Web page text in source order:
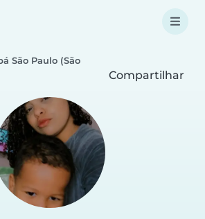
São Paulo (São
Compartilhar